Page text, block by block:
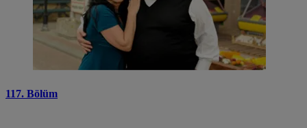
117. Bölüm